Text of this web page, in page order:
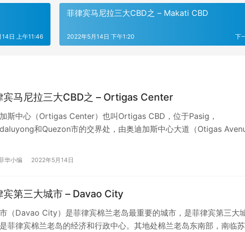
日 上午11:46
菲律宾马尼拉三大CBD之 – Makati CBD
下
2022年5月14日 下午1:20
宾马尼拉三大CBD之 – Ortigas Center
斯中心（Ortigas Center）也叫Ortigas CBD，位于Pasig，
和Quezon市的交界处，由奥迪加斯中心大道（Otigas
华小编 2022年5月14日
宾第三大城市 – Davao City
（Davao City）是菲律宾棉兰老岛最重要的城市，是菲律宾第三大
菲律宾棉兰老岛的经济和行政中心。其地处棉兰老岛东南部，南临苏